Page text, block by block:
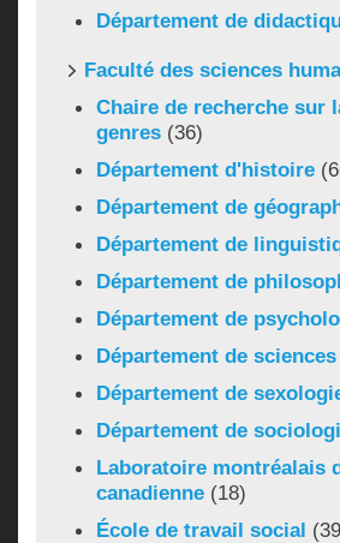
Département de
Faculté des sciences
Chaire de recherche sur
genres (36)
Département d'histoire
Département de
Département de
Département de
Département de
Département de
Département de
Département de
Laboratoire montréalais
canadienne (18)
École de travail social